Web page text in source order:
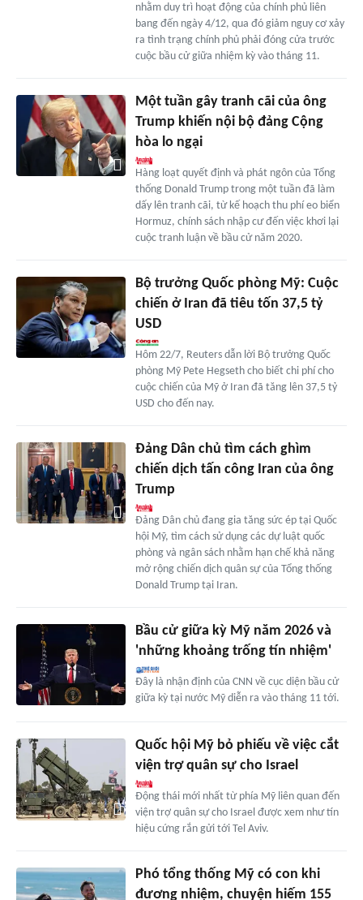
nhằm duy trì hoạt động của chính phủ liên
bang đến ngày 4/12, qua đó giảm nguy cơ xảy
ra tình trạng chính phủ phải đóng cửa trước
cuộc bầu cử giữa nhiệm kỳ vào tháng 11.
Một tuần gây tranh cãi của ông
Trump khiến nội bộ đảng Cộng
hòa lo ngại
Hàng loạt quyết định và phát ngôn của Tổng
thống Donald Trump trong một tuần đã làm
dấy lên tranh cãi, từ kế hoạch thu phí eo biển
Hormuz, chính sách nhập cư đến việc khơi lại
cuộc tranh luận về bầu cử năm 2020.
Bộ trưởng Quốc phòng Mỹ: Cuộc
chiến ở Iran đã tiêu tốn 37,5 tỷ
USD
Hôm 22/7, Reuters dẫn lời Bộ trưởng Quốc
phòng Mỹ Pete Hegseth cho biết chi phí cho
cuộc chiến của Mỹ ở Iran đã tăng lên 37,5 tỷ
USD cho đến nay.
Đảng Dân chủ tìm cách ghìm
chiến dịch tấn công Iran của ông
Trump
Đảng Dân chủ đang gia tăng sức ép tại Quốc
hội Mỹ, tìm cách sử dụng các dự luật quốc
phòng và ngân sách nhằm hạn chế khả năng
mở rộng chiến dịch quân sự của Tổng thống
Donald Trump tại Iran.
Bầu cử giữa kỳ Mỹ năm 2026 và
'những khoảng trống tín nhiệm'
Đây là nhận định của CNN về cục diện bầu cử
giữa kỳ tại nước Mỹ diễn ra vào tháng 11 tới.
Quốc hội Mỹ bỏ phiếu về việc cắt
viện trợ quân sự cho Israel
Động thái mới nhất từ phía Mỹ liên quan đến
viện trợ quân sự cho Israel được xem như tín
hiệu cứng rắn gửi tới Tel Aviv.
Phó tổng thống Mỹ có con khi
đương nhiệm, chuyện hiếm 155